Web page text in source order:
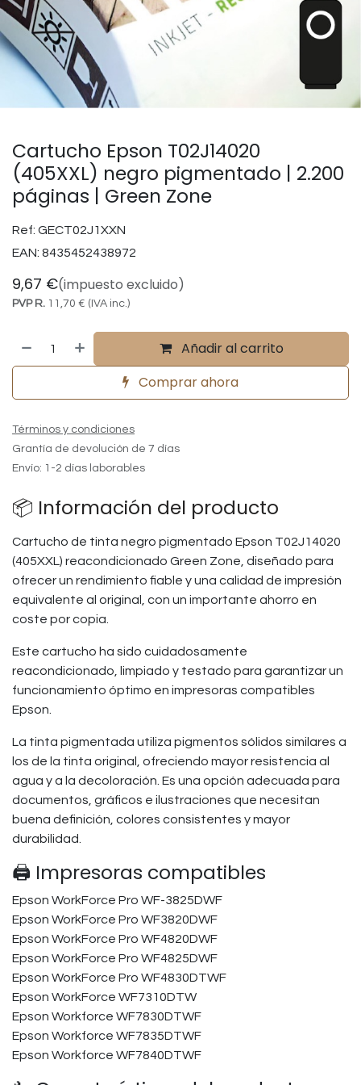
Cartucho Epson T02J14020
(405XXL) negro pigmentado | 2.200
páginas | Green Zone
Ref: GECT02J1XXN
EAN: 8435452438972
9,67 €(impuesto excluido)
PVP R. 11,70 € (IVA inc.)
Añadir al carrito
Comprar ahora
Términos y condiciones
Grantía de devolución de 7 días
Envío: 1-2 días laborables
📦 Información del producto
Cartucho de tinta negro pigmentado Epson T02J14020
(405XXL) reacondicionado Green Zone, diseñado para
ofrecer un rendimiento fiable y una calidad de impresión
equivalente al original, con un importante ahorro en
coste por copia.
Este cartucho ha sido cuidadosamente
reacondicionado, limpiado y testado para garantizar un
funcionamiento óptimo en impresoras compatibles
Epson.
La tinta pigmentada utiliza pigmentos sólidos similares a
los de la tinta original, ofreciendo mayor resistencia al
agua y a la decoloración. Es una opción adecuada para
documentos, gráficos e ilustraciones que necesitan
buena definición, colores consistentes y mayor
durabilidad.
🖨️ Impresoras compatibles
Epson WorkForce Pro WF-3825DWF​
Epson WorkForce Pro WF3820DWF​
Epson WorkForce Pro WF4820DWF​
Epson WorkForce Pro WF4825DWF​
Epson WorkForce Pro WF4830DTWF
Epson WorkForce WF7310DTW​
Epson Workforce WF7830DTWF​
Epson Workforce WF7835DTWF​
Epson Workforce WF7840DTWF​